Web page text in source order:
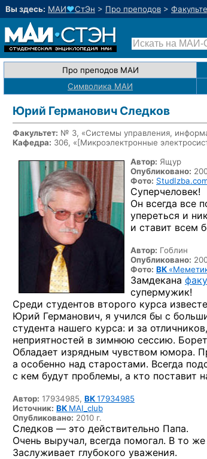
Вы здесь: МАИ♥СтЭн > Про преподов >
Про преподов МАИ
Символика МАИ
Юрий Германович Следков
Факультет: № 3, «Системы управления,
Кафедра: 306, «[Микроэлектронные
Автор: Ящур
Опубликовано:
Фото:
Суперчеловек!
Он всегда все
упереться и
и ставит всем
Автор: Гоблин
Опубликовано:
Фото: ВК
Замдекана
супермужик!
Среди студентов второго курса
Юрий Германович, я учился бы с
студента нашего курса: и за отличников,
неприятностей в зимнюю сессию.
Обладает изрядным чувством юмора.
а особенно над старостами. Всегда
с кем будут проблемы, а кто поставит
Автор: 17934985, ВК17934985
Источник: ВК MAI_club
Опубликовано: 2010 г.
Следков — это действительно Папа.
Очень выручал, всегда помогал. В то
Заслуживает глубокого уважения.